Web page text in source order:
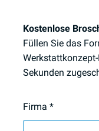
Kostenlose
Füllen Sie das
Sekunden
Firma *